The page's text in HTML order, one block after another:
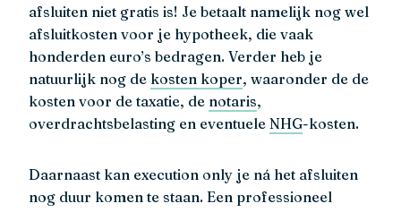
afsluiten niet gratis is! Je betaalt namelijk nog wel
afsluitkosten voor je hypotheek, die vaak
honderden euro’s bedragen. Verder heb je
natuurlijk nog de kosten koper, waaronder de de
kosten voor de taxatie, de notaris,
overdrachtsbelasting en eventuele NHG-kosten.
Daarnaast kan execution only je ná het afsluiten
nog duur komen te staan. Een professioneel